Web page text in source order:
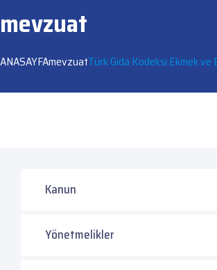
mevzuat
ANASAYFAmevzuatTürk Gıda Kodeksi Ekmek ve
Kanun
Yönetmelikler